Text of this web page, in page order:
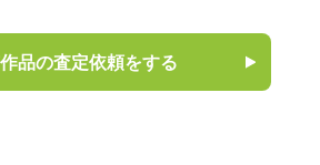
品の査定依頼をする